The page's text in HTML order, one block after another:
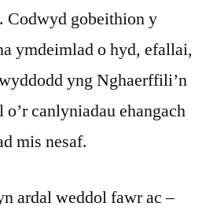
Codwyd gobeithion y
ymdeimlad o hyd, efallai,
yng Nghaerffili’n
canlyniadau ehangach
mis nesaf.
ardal weddol fawr ac –